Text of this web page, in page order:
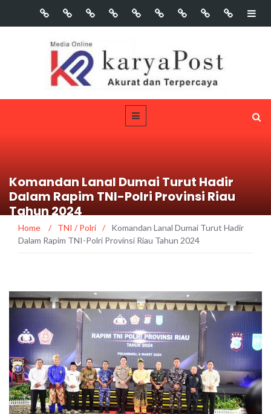
Komandan Lanal Dumai Turut Hadir
Dalam Rapim TNI-Polri Provinsi Riau
Tahun 2024
Home / TNI / Polri /
Komandan Lanal Dumai Turut Hadir
Dalam Rapim TNI-Polri Provinsi Riau Tahun 2024